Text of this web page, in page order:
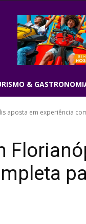
&
aposta em experiência